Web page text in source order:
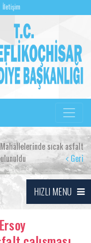
İletişim
sıcak asfalt
Geri
HIZLI MENU